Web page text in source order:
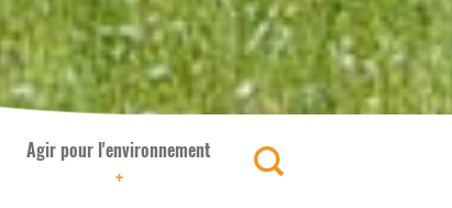
+
Agir pour l'environnement